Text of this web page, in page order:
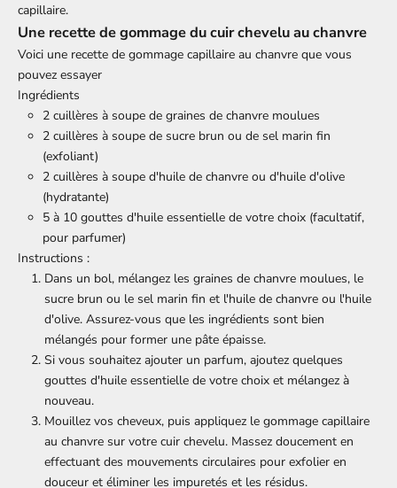
capillaire.
Une recette de gommage du cuir chevelu au chanvre
Voici une recette de gommage capillaire au chanvre que vous
pouvez essayer
Ingrédients
2 cuillères à soupe de graines de chanvre moulues
2 cuillères à soupe de sucre brun ou de sel marin fin
(exfoliant)
2 cuillères à soupe d'huile de chanvre ou d'huile d'olive
(hydratante)
5 à 10 gouttes d'huile essentielle de votre choix (facultatif,
pour parfumer)
Instructions :
Dans un bol, mélangez les graines de chanvre moulues, le
sucre brun ou le sel marin fin et l'huile de chanvre ou l'huile
d'olive. Assurez-vous que les ingrédients sont bien
mélangés pour former une pâte épaisse.
Si vous souhaitez ajouter un parfum, ajoutez quelques
gouttes d'huile essentielle de votre choix et mélangez à
nouveau.
Mouillez vos cheveux, puis appliquez le gommage capillaire
au chanvre sur votre cuir chevelu. Massez doucement en
effectuant des mouvements circulaires pour exfolier en
douceur et éliminer les impuretés et les résidus.